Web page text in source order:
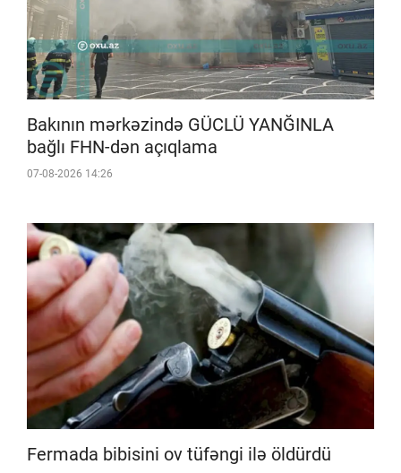
Bakının mərkəzində GÜCLÜ YANĞINLA
bağlı FHN-dən açıqlama
07-08-2026 14:26
Fermada bibisini ov tüfəngi ilə öldürdü